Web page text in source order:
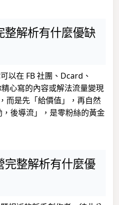
整解析有什麼優缺
以在 FB 社團、Dcard、
心寫的內容或解法流量變現
而是先「給價值」，再自然
後導流」，是零粉絲的黃金
完整解析有什麼優